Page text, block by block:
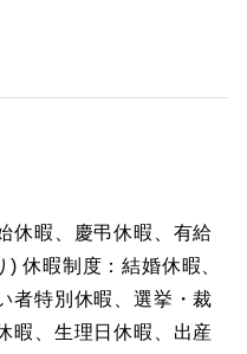
休暇、慶弔休暇、有給
休暇制度：結婚休暇、
者特別休暇、選挙・裁
暇、生理日休暇、出産